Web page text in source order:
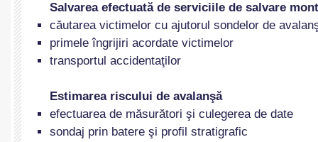
Salvarea efectuată de serviciile de salvare
căutarea victimelor cu ajutorul sondelor de
primele îngrijiri acordate victimelor
transportul accidentaţilor
Estimarea riscului de avalanşă
efectuarea de măsurători şi culegerea de date
sondaj prin batere şi profil stratigrafic